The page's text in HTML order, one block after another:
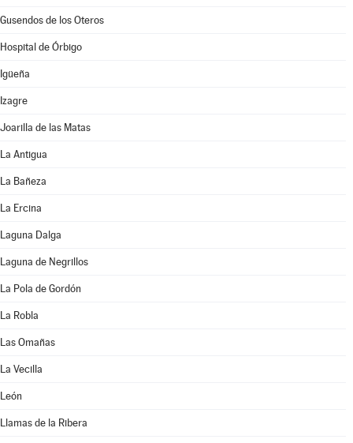
Gusendos de los Oteros
Hospital de Órbigo
Igüeña
Izagre
Joarilla de las Matas
La Antigua
La Bañeza
La Ercina
Laguna Dalga
Laguna de Negrillos
La Pola de Gordón
La Robla
Las Omañas
La Vecilla
León
Llamas de la Ribera